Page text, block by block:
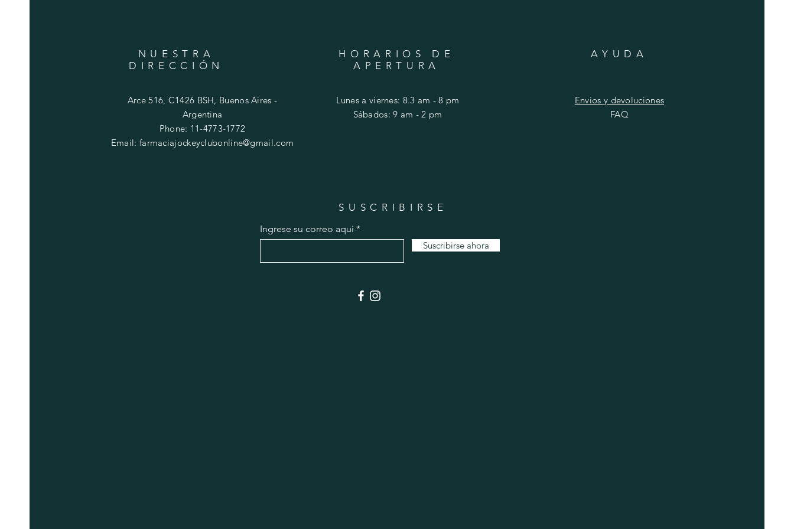
NUESTRA
DIRECCIÓN
HORARIOS DE
APERTURA
Arce 516, C1426 BSH, Buenos Aires -
Argentina
Phone: 11-4773-1772
Email: farmaciajockeyclubonline@gmail.com
Lunes a viernes: 8.3 am - 8 pm
​​Sábados: 9 am - 2 pm
AYUDA
Envios y devoluciones
FAQ
SUSCRIBIRSE
Ingrese su correo aqui
Suscribirse ahora